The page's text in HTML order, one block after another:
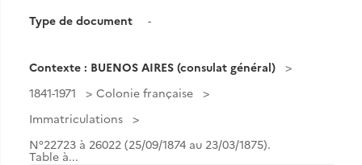
Type de document
-
Contexte : BUENOS AIRES (consulat général)
1841-1971
Colonie française
Immatriculations
N°22723 à 26022 (25/09/1874 au 23/03/1875).
Table à...